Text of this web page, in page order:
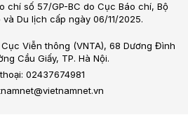
chí số 57/GP-BC do Cục Báo chí, Bộ
Du lịch cấp ngày 06/11/2025.
Viễn thông (VNTA), 68 Dương Đình
Cầu Giấy, TP. Hà Nội.
02437674981